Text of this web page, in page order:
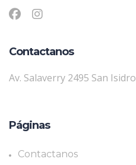
Contactanos
Av. Salaverry 2495 San Isidro
Páginas
Contactanos